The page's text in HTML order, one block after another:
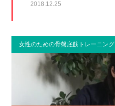
2018.12.25
女性のための骨盤底筋トレーニング